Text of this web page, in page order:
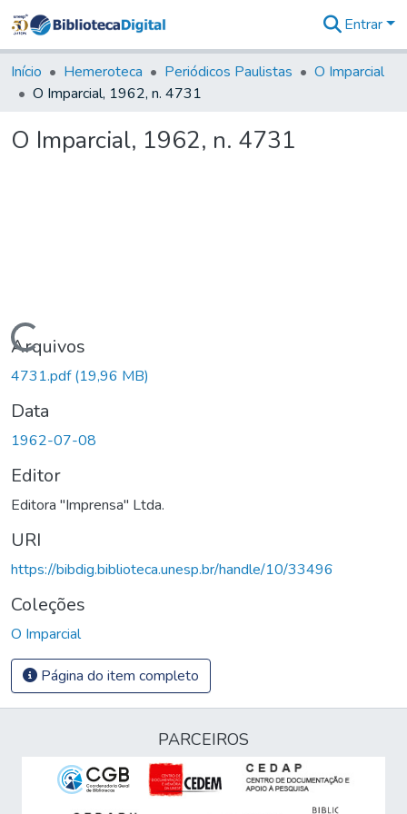
&
Coleções
Tudo na
Digital
Entrar
Início Hemeroteca Periódicos Paulistas
O Imparcial
O Imparcial, 1962, n. 4731
O Imparcial, 1962, n. 4731
Carregando...
Arquivos
4731.pdf(19,96 MB)
Data
1962-07-08
Editor
Editora "Imprensa" Ltda.
URI
https://bibdig.biblioteca.unesp.br/handle/10/33496
Coleções
O Imparcial
Página do item completo
PARCEIROS